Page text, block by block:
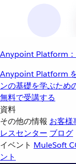
Anypoint Platform
Anypoint Platform
ンの基礎を学ぶため
無料で受講する
資料
その他の情報 お客様
レスセンター ブログ
イベント MuleSoft
ント